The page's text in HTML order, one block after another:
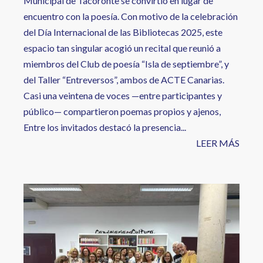
encuentro con la poesía. Con motivo de la celebración
del Día Internacional de las Bibliotecas 2025, este
espacio tan singular acogió un recital que reunió a
miembros del Club de poesía “Isla de septiembre”, y
del Taller “Entreversos”, ambos de ACTE Canarias.
Casi una veintena de voces —entre participantes y
público— compartieron poemas propios y ajenos,
Entre los invitados destacó la presencia...
LEER MÁS
Image